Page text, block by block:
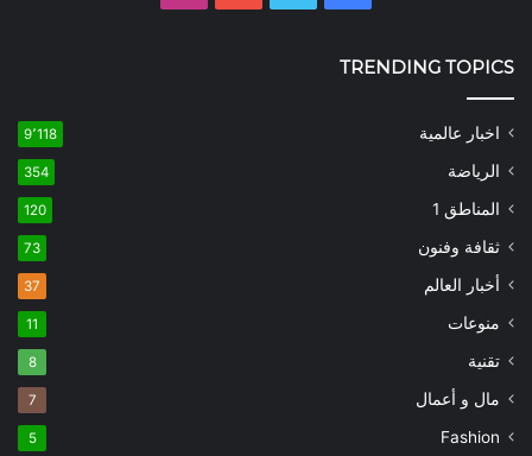
TRENDING TOPICS
اخبار عالمية 9٬118
الرياضة 354
المناطق 1 120
ثقافة وفنون 73
أخبار العالم 37
منوعات 11
تقنية 8
مال و أعمال 7
Fashion
5